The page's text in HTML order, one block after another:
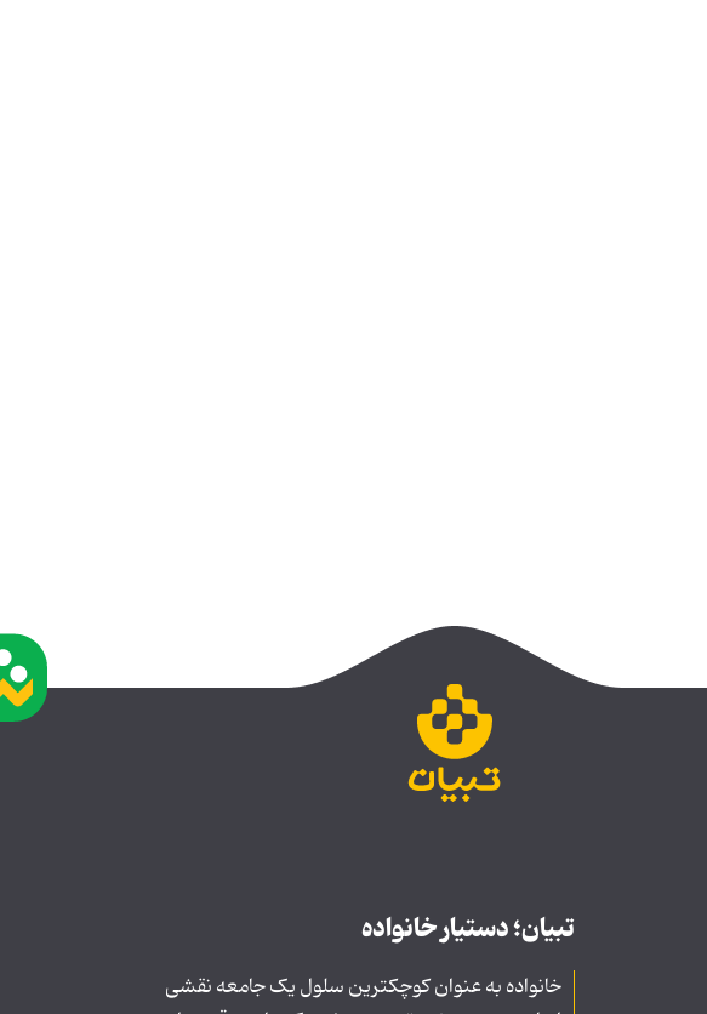
تبیان؛ دستیار خانواده
خانواده به عنوان کوچکترین سلول یک جامعه نقشی